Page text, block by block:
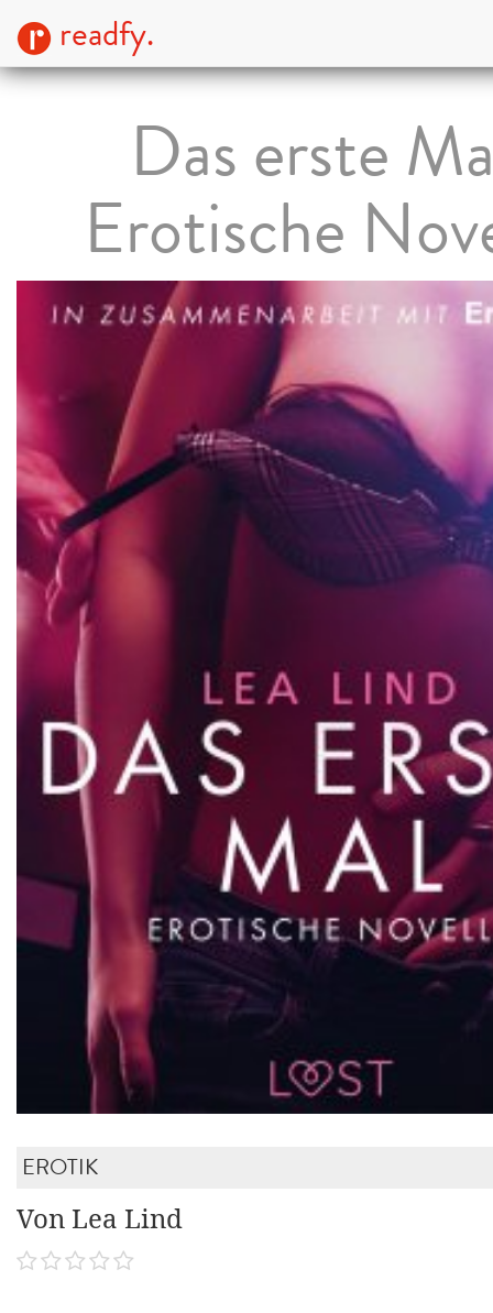
readfy.
Das erste
Erotische
EROTIK
Von Lea Lind